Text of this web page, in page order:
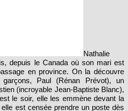
Nathalie
depuis le Canada où son mari est
en province. On la découvre
Paul (Rénan Prévot), un
(incroyable Jean-Baptiste Blanc),
le soir, elle les emmène devant la
est censée prendre un poste dès